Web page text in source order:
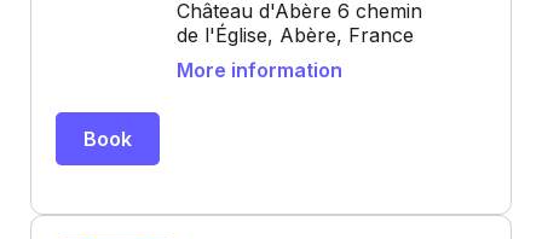
Château d'Abère 6 chemin
de l'Église, Abère, France
More information
Book